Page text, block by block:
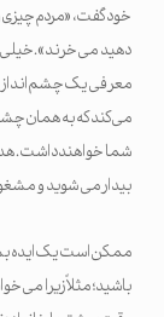
خود گفت، «مردم چیزی
دهید می خرند».
معرفی یک چشم انداز
می کند که به همان چشم
شما خواهند داشت.
بیدار می شوید و
ممکن است یک ایده
باشید؛ مثلاً زیرا می